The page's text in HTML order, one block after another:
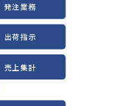
発注業務
出荷指示
売上集計